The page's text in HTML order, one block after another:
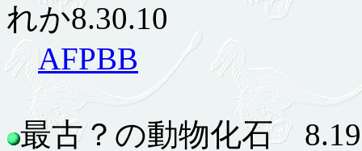
れか8.30.10
AFPBB
最古？の動物化石